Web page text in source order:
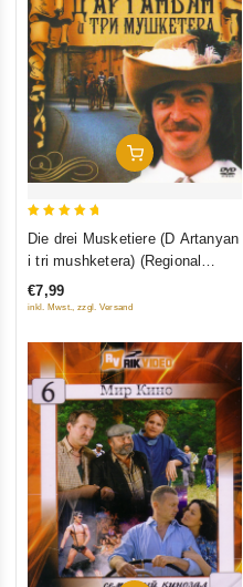
In Den Warenkorb
Die drei Musketiere (D Artanyan
i tri mushketera) (Regional
Code: 5)
€7,99
inkl. Mwst., zzgl. Versand